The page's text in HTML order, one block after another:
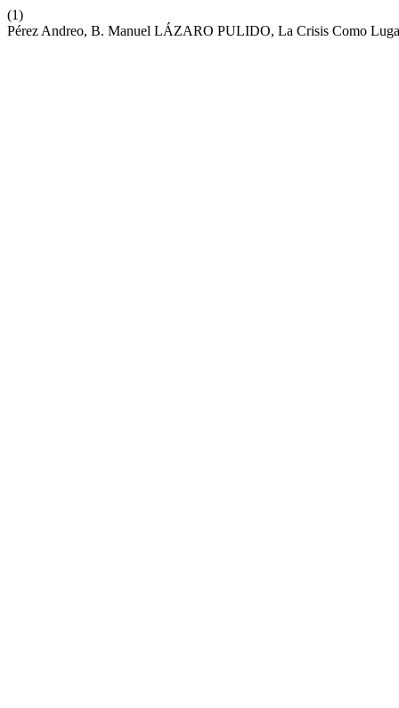
(1)
Pérez Andreo, B. Manuel LÁZARO PULIDO, La Crisis Como